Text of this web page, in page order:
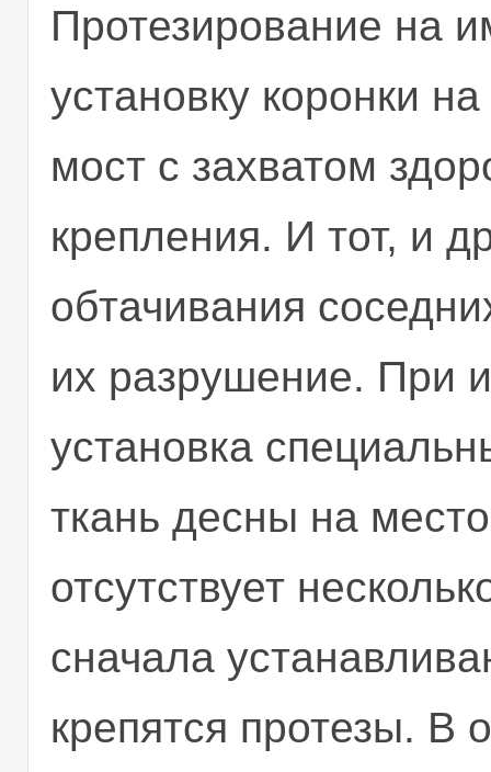
Протезирование на
установку коронки
мост с захватом
крепления. И тот, и
обтачивания
их разрушение. При
установка
ткань десны на
отсутствует
сначала
крепятся протезы. В